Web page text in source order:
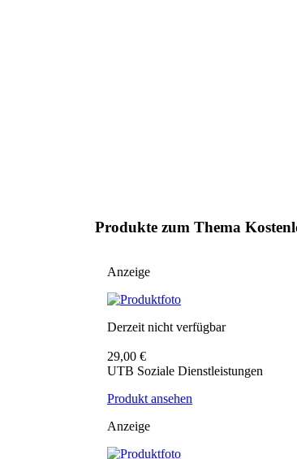
Produkte zum Thema
Anzeige
Derzeit nicht verfügbar
29,00 €
UTB Soziale Dienstleistungen
Produkt ansehen
Anzeige